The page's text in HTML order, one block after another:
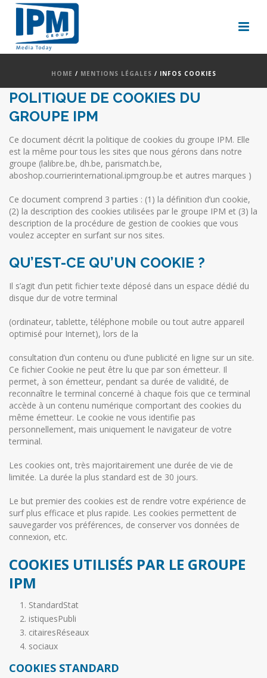
HOME / MENTIONS LÉGALES / INFOS COOKIES
POLITIQUE DE COOKIES DU
GROUPE IPM
Ce document décrit la politique de cookies du groupe IPM. Elle
est la même pour tous les sites que nous gérons dans notre
groupe (lalibre.be, dh.be, parismatch.be,
aboshop.courrierinternational.ipmgroup.be et autres marques )
Ce document comprend 3 parties : (1) la définition d’un cookie,
(2) la description des cookies utilisées par le groupe IPM et (3) la
description de la procédure de gestion de cookies que vous
voulez accepter en surfant sur nos sites.
QU’EST-CE QU’UN COOKIE ?
Il s’agit d’un petit fichier texte déposé dans un espace dédié du
disque dur de votre terminal
(ordinateur, tablette, téléphone mobile ou tout autre appareil
optimisé pour Internet), lors de la
consultation d’un contenu ou d’une publicité en ligne sur un site.
Ce fichier Cookie ne peut être lu que par son émetteur. Il
permet, à son émetteur, pendant sa durée de validité, de
reconnaître le terminal concerné à chaque fois que ce terminal
accède à un contenu numérique comportant des cookies du
même émetteur. Le cookie ne vous identifie pas
personnellement, mais uniquement le navigateur de votre
terminal.
Les cookies ont, très majoritairement une durée de vie de
limitée. La durée la plus standard est de 30 jours.
Le but premier des cookies est de rendre votre expérience de
surf plus efficace et plus rapide. Les cookies permettent de
sauvegarder vos préférences, de conserver vos données de
connexion, etc.
COOKIES UTILISÉS PAR LE GROUPE
IPM
StandardStat
istiquesPubli
citairesRéseaux
sociaux
COOKIES STANDARD